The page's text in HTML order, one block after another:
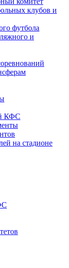
клубов и
футбола
и
КФС
на стадионе